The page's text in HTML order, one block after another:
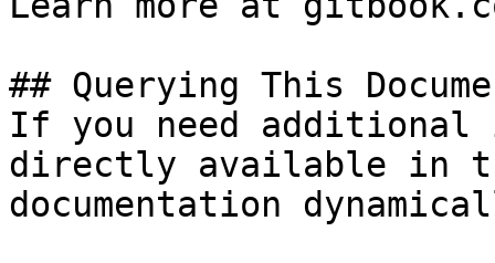
## Querying This
If you need
directly available in
documentation